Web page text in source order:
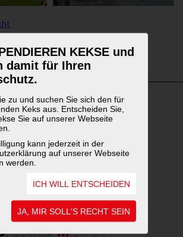
KEKSE und
damit für Ihren
zu und suchen Sie sich den für
Keks aus. Entscheiden Sie,
Sie auf unserer Webseite
kann jederzeit in der
auf unserer Webseite
werden.
ICH WILL ENTSCHEIDEN
JA, MIR SOLL'S RECHT SEIN
1 2
WEITERFÜHRENDE LINKS